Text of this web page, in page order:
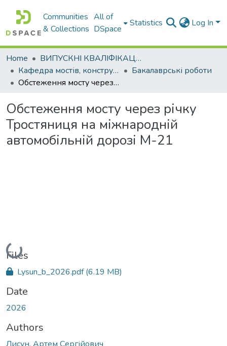
Communities
& Collections
All of
DSpace
Statistics Log In
Home
ВИПУСКНІ КВАЛІФІКАЦІЙНІ РОБОТИ
Кафедра мостів, конструкцій та будівельної механіки
Бакалаврські роботи
Обстеження мосту через річку Тростяниця на міжнародній автомобільній дорозі М-21
Обстеження мосту через річку
Тростяниця на міжнародній
автомобільній дорозі М-21
Loading...
Files
Lysun_b_2026.pdf(6.19 MB)
Date
2026
Authors